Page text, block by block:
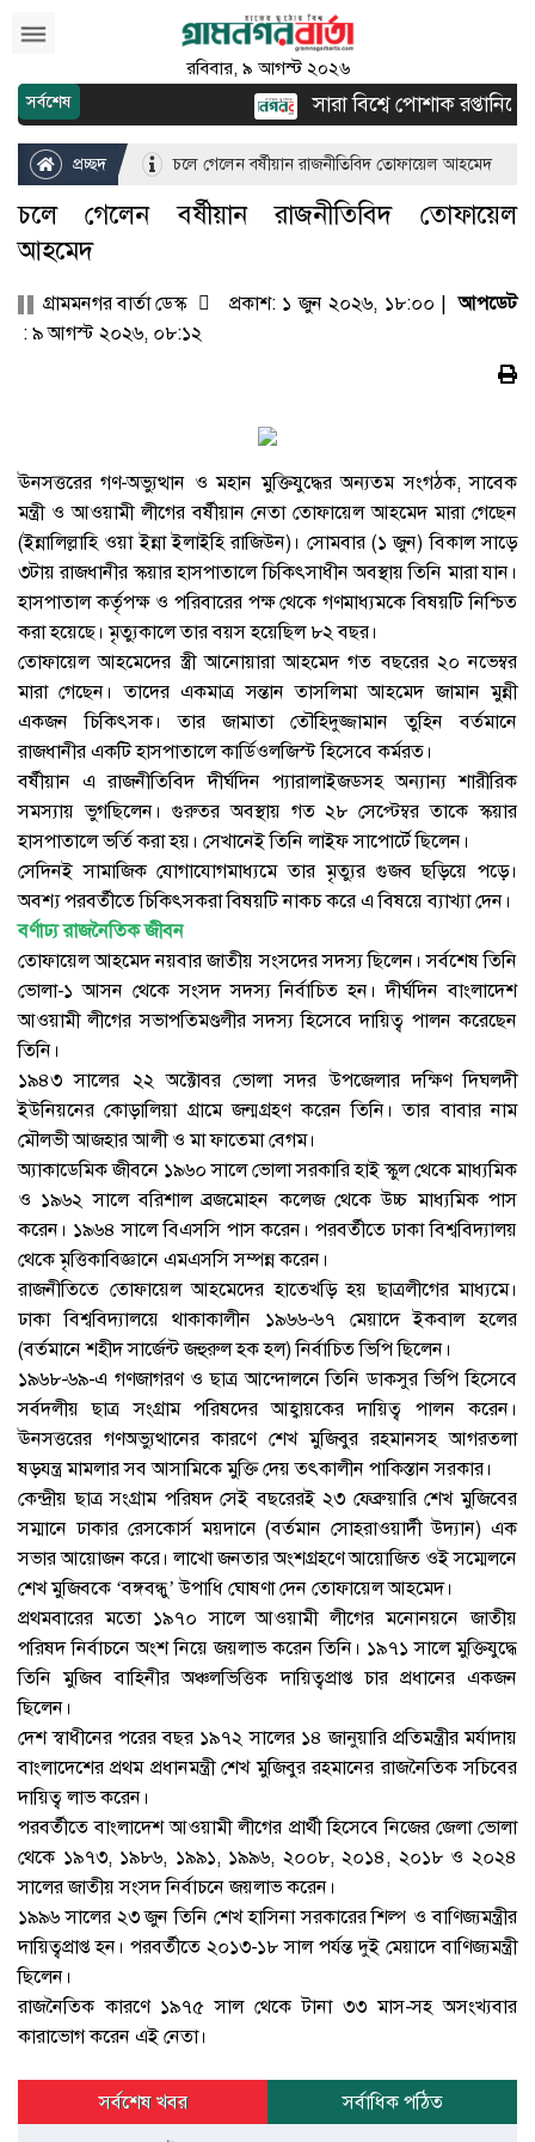
রবিবার, ৯ আগস্ট ২০২৬
সর্বশেষ সারা বিশ্বে পোশাক রপ্তানিতে
প্রচ্ছদ চলে গেলেন বর্ষীয়ান রাজনীতিবিদ তোফায়েল আহমেদ
চলে গেলেন বর্ষীয়ান রাজনীতিবিদ তোফায়েল
আহমেদ
গ্রামমনগর বার্তা ডেস্ক প্রকাশ: ১ জুন ২০২৬, ১৮:০০ |আপডেট
: ৯ আগস্ট ২০২৬, ০৮:১২
ঊনসত্তরের গণ-অভ্যুত্থান ও মহান মুক্তিযুদ্ধের অন্যতম সংগঠক, সাবেক
মন্ত্রী ও আওয়ামী লীগের বর্ষীয়ান নেতা তোফায়েল আহমেদ মারা গেছেন
(ইন্নালিল্লাহি ওয়া ইন্না ইলাইহি রাজিউন)। সোমবার (১ জুন) বিকাল সাড়ে
৩টায় রাজধানীর স্কয়ার হাসপাতালে চিকিৎসাধীন অবস্থায় তিনি মারা যান।
হাসপাতাল কর্তৃপক্ষ ও পরিবারের পক্ষ থেকে গণমাধ্যমকে বিষয়টি নিশ্চিত
করা হয়েছে। মৃত্যুকালে তার বয়স হয়েছিল ৮২ বছর।
তোফায়েল আহমেদের স্ত্রী আনোয়ারা আহমেদ গত বছরের ২০ নভেম্বর
মারা গেছেন। তাদের একমাত্র সন্তান তাসলিমা আহমেদ জামান মুন্নী
একজন চিকিৎসক। তার জামাতা তৌহিদুজ্জামান তুহিন বর্তমানে
রাজধানীর একটি হাসপাতালে কার্ডিওলজিস্ট হিসেবে কর্মরত।
বর্ষীয়ান এ রাজনীতিবিদ দীর্ঘদিন প্যারালাইজডসহ অন্যান্য শারীরিক
সমস্যায় ভুগছিলেন। গুরুতর অবস্থায় গত ২৮ সেপ্টেম্বর তাকে স্কয়ার
হাসপাতালে ভর্তি করা হয়। সেখানেই তিনি লাইফ সাপোর্টে ছিলেন।
সেদিনই সামাজিক যোগাযোগমাধ্যমে তার মৃত্যুর গুজব ছড়িয়ে পড়ে।
অবশ্য পরবর্তীতে চিকিৎসকরা বিষয়টি নাকচ করে এ বিষয়ে ব্যাখ্যা দেন।
বর্ণাঢ্য রাজনৈতিক জীবন
তোফায়েল আহমেদ নয়বার জাতীয় সংসদের সদস্য ছিলেন। সর্বশেষ তিনি
ভোলা-১ আসন থেকে সংসদ সদস্য নির্বাচিত হন। দীর্ঘদিন বাংলাদেশ
আওয়ামী লীগের সভাপতিমণ্ডলীর সদস্য হিসেবে দায়িত্ব পালন করেছেন
তিনি।
১৯৪৩ সালের ২২ অক্টোবর ভোলা সদর উপজেলার দক্ষিণ দিঘলদী
ইউনিয়নের কোড়ালিয়া গ্রামে জন্মগ্রহণ করেন তিনি। তার বাবার নাম
মৌলভী আজহার আলী ও মা ফাতেমা বেগম।
অ্যাকাডেমিক জীবনে ১৯৬০ সালে ভোলা সরকারি হাই স্কুল থেকে মাধ্যমিক
ও ১৯৬২ সালে বরিশাল ব্রজমোহন কলেজ থেকে উচ্চ মাধ্যমিক পাস
করেন। ১৯৬৪ সালে বিএসসি পাস করেন। পরবর্তীতে ঢাকা বিশ্ববিদ্যালয়
থেকে মৃত্তিকাবিজ্ঞানে এমএসসি সম্পন্ন করেন।
রাজনীতিতে তোফায়েল আহমেদের হাতেখড়ি হয় ছাত্রলীগের মাধ্যমে।
ঢাকা বিশ্ববিদ্যালয়ে থাকাকালীন ১৯৬৬-৬৭ মেয়াদে ইকবাল হলের
(বর্তমানে শহীদ সার্জেন্ট জহুরুল হক হল) নির্বাচিত ভিপি ছিলেন।
১৯৬৮-৬৯-এ গণজাগরণ ও ছাত্র আন্দোলনে তিনি ডাকসুর ভিপি হিসেবে
সর্বদলীয় ছাত্র সংগ্রাম পরিষদের আহ্বায়কের দায়িত্ব পালন করেন।
ঊনসত্তরের গণঅভ্যুত্থানের কারণে শেখ মুজিবুর রহমানসহ আগরতলা
ষড়যন্ত্র মামলার সব আসামিকে মুক্তি দেয় তৎকালীন পাকিস্তান সরকার।
কেন্দ্রীয় ছাত্র সংগ্রাম পরিষদ সেই বছরেরই ২৩ ফেব্রুয়ারি শেখ মুজিবের
সম্মানে ঢাকার রেসকোর্স ময়দানে (বর্তমান সোহরাওয়ার্দী উদ্যান) এক
সভার আয়োজন করে। লাখো জনতার অংশগ্রহণে আয়োজিত ওই সম্মেলনে
শেখ মুজিবকে ‘বঙ্গবন্ধু’ উপাধি ঘোষণা দেন তোফায়েল আহমেদ।
প্রথমবারের মতো ১৯৭০ সালে আওয়ামী লীগের মনোনয়নে জাতীয়
পরিষদ নির্বাচনে অংশ নিয়ে জয়লাভ করেন তিনি। ১৯৭১ সালে মুক্তিযুদ্ধে
তিনি মুজিব বাহিনীর অঞ্চলভিত্তিক দায়িত্বপ্রাপ্ত চার প্রধানের একজন
ছিলেন।
দেশ স্বাধীনের পরের বছর ১৯৭২ সালের ১৪ জানুয়ারি প্রতিমন্ত্রীর মর্যাদায়
বাংলাদেশের প্রথম প্রধানমন্ত্রী শেখ মুজিবুর রহমানের রাজনৈতিক সচিবের
দায়িত্ব লাভ করেন।
পরবর্তীতে বাংলাদেশ আওয়ামী লীগের প্রার্থী হিসেবে নিজের জেলা ভোলা
থেকে ১৯৭৩, ১৯৮৬, ১৯৯১, ১৯৯৬, ২০০৮, ২০১৪, ২০১৮ ও ২০২৪
সালের জাতীয় সংসদ নির্বাচনে জয়লাভ করেন।
১৯৯৬ সালের ২৩ জুন তিনি শেখ হাসিনা সরকারের শিল্প ও বাণিজ্যমন্ত্রীর
দায়িত্বপ্রাপ্ত হন। পরবর্তীতে ২০১৩-১৮ সাল পর্যন্ত দুই মেয়াদে বাণিজ্যমন্ত্রী
ছিলেন।
রাজনৈতিক কারণে ১৯৭৫ সাল থেকে টানা ৩৩ মাস-সহ অসংখ্যবার
কারাভোগ করেন এই নেতা।
সর্বশেষ খবর
সর্বাধিক পঠিত